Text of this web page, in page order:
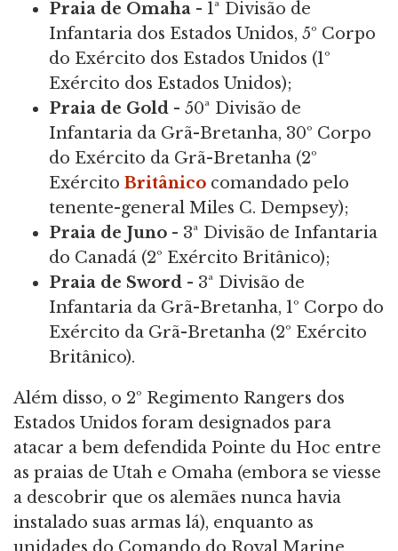
Praia de Omaha - 1ª Divisão de
Infantaria dos Estados Unidos, 5º Corpo
do Exército dos Estados Unidos (1º
Exército dos Estados Unidos);
Praia de Gold - 50ª Divisão de
Infantaria da Grã-Bretanha, 30º Corpo
do Exército da Grã-Bretanha (2º
Exército Britânico comandado pelo
tenente-general Miles C. Dempsey);
Praia de Juno - 3ª Divisão de Infantaria
do Canadá (2º Exército Britânico);
Praia de Sword - 3ª Divisão de
Infantaria da Grã-Bretanha, 1º Corpo do
Exército da Grã-Bretanha (2º Exército
Britânico).
Além disso, o 2º Regimento Rangers dos
Estados Unidos foram designados para
atacar a bem defendida Pointe du Hoc entre
as praias de Utah e Omaha (embora se viesse
a descobrir que os alemães nunca havia
instalado suas armas lá), enquanto as